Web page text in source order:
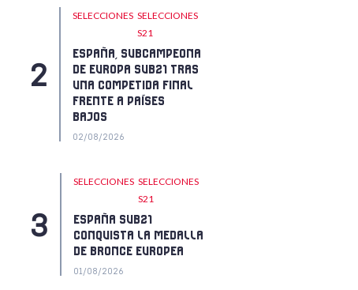
SELECCIONES SELECCIONES
S21
ESPAÑA, SUBCAMPEONA
DE EUROPA SUB21 TRAS
UNA COMPETIDA FINAL
FRENTE A PAÍSES
BAJOS
02/08/2026
SELECCIONES SELECCIONES
S21
ESPAÑA SUB21
CONQUISTA LA MEDALLA
DE BRONCE EUROPEA
01/08/2026